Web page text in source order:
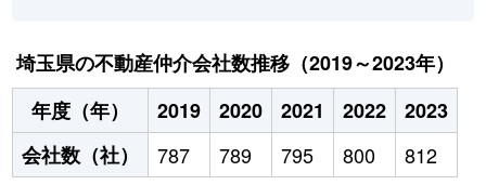
埼玉県の不動産仲介会社数推移（2019～2023年）
年度（年）
2019 2020 2021 2022
2023
会社数（社）
787 789 795 800 812